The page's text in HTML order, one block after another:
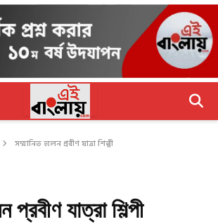
সম্মানিত হলেন প্রবীণ যাত্রা শিল্পী
প্রবীণ যাত্রা শিল্পী